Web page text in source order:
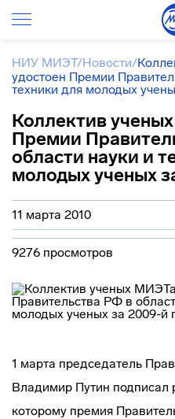
НИУ МИЭТ/Новости/
удостоен Премии
техники для молодых
Коллектив
Премии
области науки и
молодых ученых
11 марта 2010
9276 просмотров
1 марта председатель
Владимир Путин подписал
которому премия